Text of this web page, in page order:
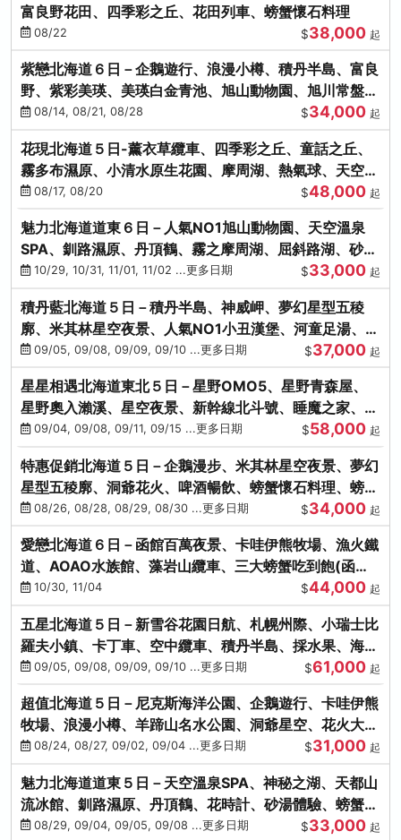
富良野花田、四季彩之丘、花田列車、螃蟹懷石料理
08/22 $38,000 起
紫戀北海道６日－企鵝遊行、浪漫小樽、積丹半島、富良
野、紫彩美瑛、美瑛白金青池、旭山動物園、旭川常盤旋
轉塔08/14, 08/21, 08/28 $34,000 起
花現北海道５日-薰衣草纜車、四季彩之丘、童話之丘、
霧多布濕原、小清水原生花園、摩周湖、熱氣球、天空溫
泉SPA、螃蟹吃到飽
08/17, 08/20 $48,000 起
魅力北海道道東６日－人氣NO1旭山動物園、天空溫泉
SPA、釧路濕原、丹頂鶴、霧之摩周湖、屈斜路湖、砂湯
體驗10/29, 10/31, 11/01, 11/02 ...更多日期 $33,000 起
積丹藍北海道５日－積丹半島、神威岬、夢幻星型五稜
廓、米其林星空夜景、人氣NO1小丑漢堡、河童足湯、奇
幻燈遊步道、璀璨溪谷
09/05, 09/08, 09/09, 09/10 ...更多日期 $37,000 起
星星相遇北海道東北５日－星野OMO5、星野青森屋、
星野奧入瀨溪、星空夜景、新幹線北斗號、睡魔之家、十
和田湖(不進免稅店)
09/04, 09/08, 09/11, 09/15 ...更多日期 $58,000 起
特惠促銷北海道５日－企鵝漫步、米其林星空夜景、夢幻
星型五稜廓、洞爺花火、啤酒暢飲、螃蟹懷石料理、螃蟹
吃到飽
08/26, 08/28, 08/29, 08/30 ...更多日期 $34,000 起
愛戀北海道６日－函館百萬夜景、卡哇伊熊牧場、漁火鐵
道、AOAO水族館、藻岩山纜車、三大螃蟹吃到飽(函館/
千歲)
10/30, 11/04 $44,000 起
五星北海道５日－新雪谷花園日航、札幌州際、小瑞士比
羅夫小鎮、卡丁車、空中纜車、積丹半島、採水果、海鮮
和牛螃蟹放題
09/05, 09/08, 09/09, 09/10 ...更多日期 $61,000 起
超值北海道５日－尼克斯海洋公園、企鵝遊行、卡哇伊熊
牧場、浪漫小樽、羊蹄山名水公園、洞爺星空、花火大
會、螃蟹懷石料理
08/24, 08/27, 09/02, 09/04 ...更多日期 $31,000 起
魅力北海道道東５日－天空溫泉SPA、神秘之湖、天都山
流冰館、釧路濕原、丹頂鶴、花時計、砂湯體驗、螃蟹吃
到飽08/29, 09/04, 09/05, 09/08 ...更多日期 $33,000 起